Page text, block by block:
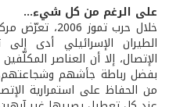
على الرغم من كل شيء...
خلال حرب
الطيران الإسرائيلي أدى
الإتصال، إلا أن العناصر
بفضل رباطة جأشهم وشجاعتهم،
من الحفاظ على استمرارية